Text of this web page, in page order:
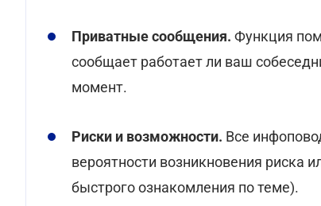
Приватные сообщения. Функция
сообщает работает ли ваш
момент.
Риски и возможности. Все
вероятности возникновения риска
быстрого ознакомления по теме).